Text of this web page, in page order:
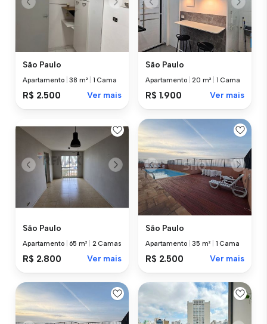
São Paulo
Apartamento |38 m² 1 Cama
R$ 2.500 Ver mais
São Paulo
Apartamento |20 m² 1 Cama
R$ 1.900 Ver mais
São Paulo
Apartamento 65 m² 2 Camas
R$ 2.800 Ver mais
São Paulo
Apartamento |35 m² 1 Cama
R$ 2.500 Ver mais